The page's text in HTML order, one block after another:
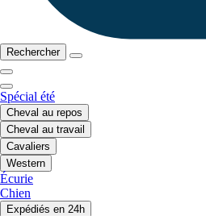
Rechercher
Spécial été
Cheval au repos
Cheval au travail
Cavaliers
Western
Écurie
Chien
Expédiés en 24h